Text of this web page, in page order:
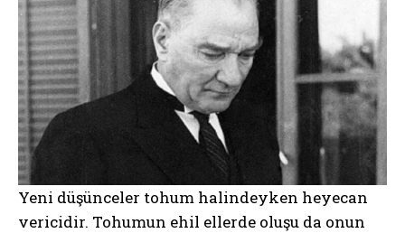
Yeni düşünceler tohum halindeyken heyecan
vericidir. Tohumun ehil ellerde oluşu da onun